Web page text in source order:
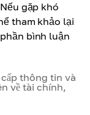
gặp khó
tham khảo lại
bình luận
thông tin và
về tài chính,